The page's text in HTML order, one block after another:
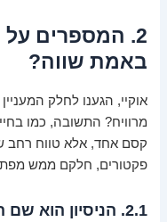
2. המספרים
באמת שווה?
אוקיי, הגענו לחלק
מרוויח? התשובה, כמו
קסם אחד, אלא טווח רחב
פקטורים, חלקם ממש
2.1. הניסיון